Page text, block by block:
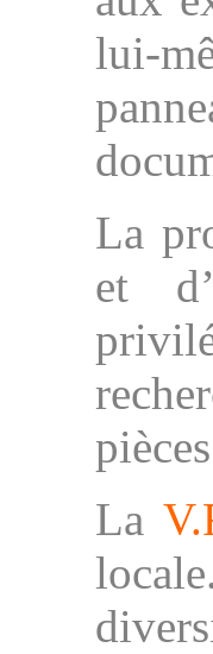
lui-
La
et
La